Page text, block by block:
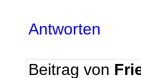
Antworten
Beitrag von